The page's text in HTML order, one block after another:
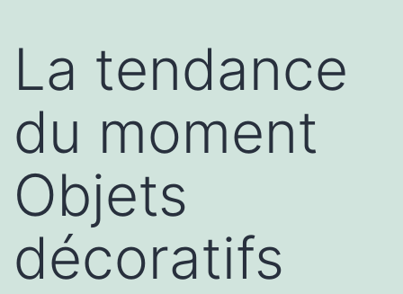
La tendance
du moment
Objets
décoratifs